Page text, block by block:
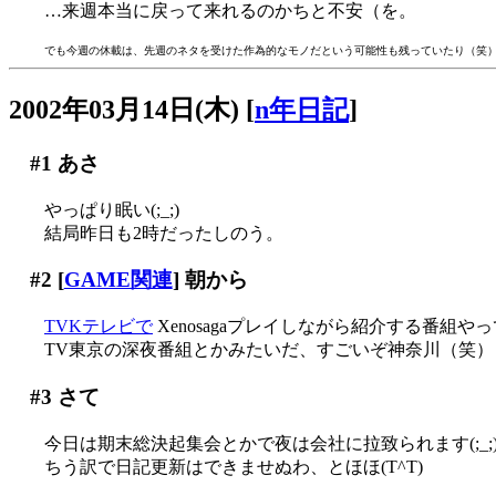
…来週本当に戻って来れるのかちと不安（を。
でも今週の休載は、先週のネタを受けた作為的なモノだという可能性も残っていたり（笑）
2002年03月14日(木) [n年日記]
#1 あさ
やっぱり眠い(;_;)
結局昨日も2時だったしのう。
#2 [GAME関連] 朝から
TVKテレビでXenosagaプレイしながら紹介する番組や
TV東京の深夜番組とかみたいだ、すごいぞ神奈川（笑）
#3 さて
今日は期末総決起集会とかで夜は会社に拉致られます
ちう訳で日記更新はできませぬわ、とほほ(T^T)